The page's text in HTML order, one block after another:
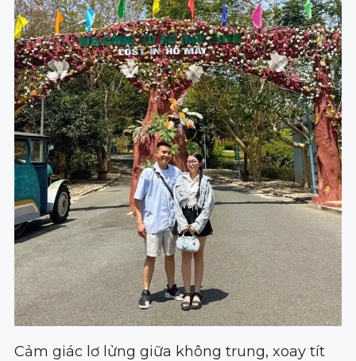
Cảm giác lơ lửng giữa không trung, xoay tít